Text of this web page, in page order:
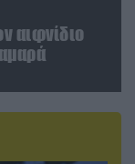
αιφνίδιο